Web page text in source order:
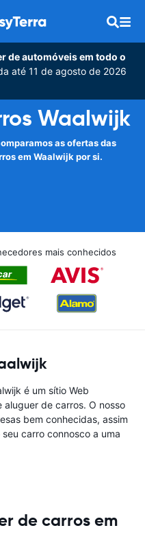
de automóveis em todo o
até 11 de agosto de 2026
Waalwijk
as ofertas das
em Waalwijk por si.
mais conhecidos
é um sítio Web
de carros. O nosso
bem conhecidas, assim
carro connosco a uma
de carros em